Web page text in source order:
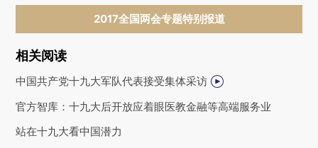
2017全国两会专题特别报道
相关阅读
中国共产党十九大军队代表接受集体采访
官方智库：十九大后开放应着眼医教金融等高端服务业
站在十九大看中国潜力